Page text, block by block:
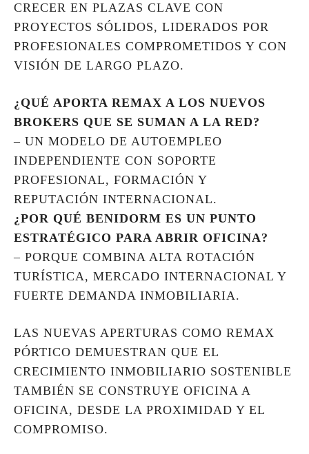
CRECER EN PLAZAS CLAVE CON
PROYECTOS SÓLIDOS, LIDERADOS POR
PROFESIONALES COMPROMETIDOS Y CON
VISIÓN DE LARGO PLAZO.
¿QUÉ APORTA REMAX A LOS NUEVOS
BROKERS QUE SE SUMAN A LA RED?
– UN MODELO DE AUTOEMPLEO
INDEPENDIENTE CON SOPORTE
PROFESIONAL, FORMACIÓN Y
REPUTACIÓN INTERNACIONAL.
¿POR QUÉ BENIDORM ES UN PUNTO
ESTRATÉGICO PARA ABRIR OFICINA?
– PORQUE COMBINA ALTA ROTACIÓN
TURÍSTICA, MERCADO INTERNACIONAL Y
FUERTE DEMANDA INMOBILIARIA.
LAS NUEVAS APERTURAS COMO REMAX
PÓRTICO DEMUESTRAN QUE EL
CRECIMIENTO INMOBILIARIO SOSTENIBLE
TAMBIÉN SE CONSTRUYE OFICINA A
OFICINA, DESDE LA PROXIMIDAD Y EL
COMPROMISO.